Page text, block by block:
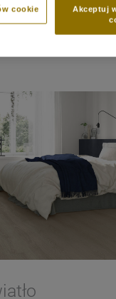
kolorów składająca
i bieli. Należy
Akceptuj
cookie